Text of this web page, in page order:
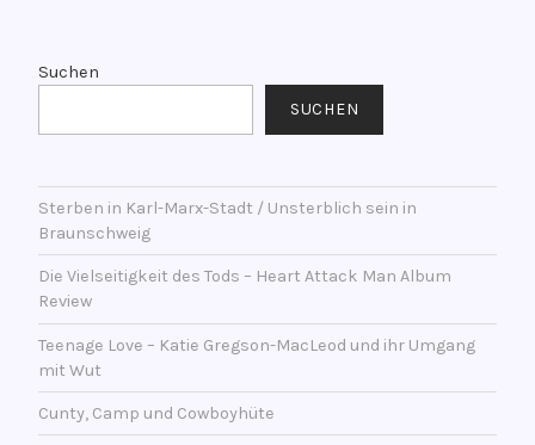
c
h
2
4
J
u
l
i
2
0
r
c
l
a
g
w
o
r
e
t
Suchen
SUCHEN
Sterben in Karl-Marx-Stadt / Unsterblich sein in
Braunschweig
Die Vielseitigkeit des Tods – Heart Attack Man Album
Review
Teenage Love – Katie Gregson-MacLeod und ihr Umgang
mit Wut
Cunty, Camp und Cowboyhüte